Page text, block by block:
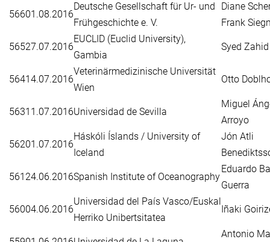
56601.08.2016
Deutsche Gesellschaft für Ur- und
Frühgeschichte e. V.
Diane
Frank
56527.07.2016
EUCLID (Euclid University),
Gambia
Syed
56414.07.2016
Veterinärmedizinische Universität
Wien
Otto
56311.07.2016Universidad de Sevilla
Miguel
Arroyo
56201.07.2016
Háskóli Íslands / University of
Iceland
Jón Atli
561 24.06.2016Spanish Institute of Oceanography
Eduardo
Guerra
56004.06.2016
Universidad del País Vasco/Euskal
Herriko Unibertsitatea
Iñaki
Antonio